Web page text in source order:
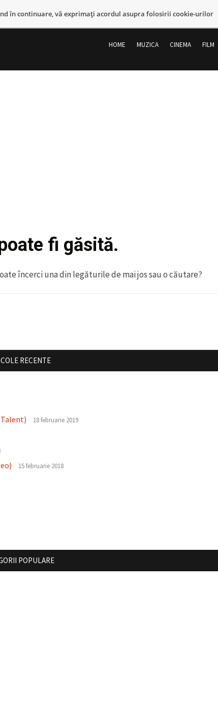
în continuare, vă exprimaţi acordul asupra folosirii cookie-urilor
conținut
HOME MUZICA CINEMA FILM
fi găsită.
încerci una din legăturile de mai jos sau o căutare?
RECENTE
18 februarie 2019
15 februarie 2018
POPULARE